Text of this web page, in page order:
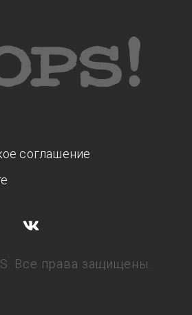
соглашение
Все права защищены.